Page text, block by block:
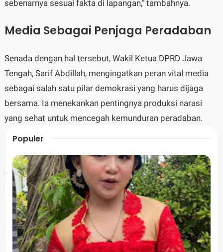
sebenarnya sesuai fakta di lapangan," tambahnya.
Media Sebagai Penjaga Peradaban
Senada dengan hal tersebut, Wakil Ketua DPRD Jawa
Tengah, Sarif Abdillah, mengingatkan peran vital media
sebagai salah satu pilar demokrasi yang harus dijaga
bersama. Ia menekankan pentingnya produksi narasi
yang sehat untuk mencegah kemunduran peradaban.
"Peradaban tanpa narasi yang baik akan memicu
kemunduran pemahaman, ideologi, hingga visi. Semoga
forum ini menjadi awal langkah maju kita ke depan," kata
Sarif.
Melalui momentum JMS 2026 ini, Sarif juga mengajak
generasi muda untuk berani mengambil peran dalam
menghadapi tantangan ekonomi dan edukasi di era
Populer